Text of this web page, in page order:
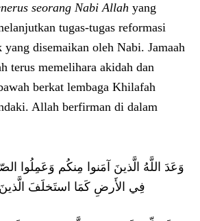
seorang Nabi Allah yang
tugas-tugas reformasi
disemaikan oleh Nabi. Jamaah
terus memelihara akidah dan
berkat lembaga Khilafah
Allah berfirman di dalam
وَعَدَ اللَّهُ الَّذينَ آمَنوا مِنكُم وَعَمِلُوا
فِي الأَرضِ كَمَا استَخلَفَ